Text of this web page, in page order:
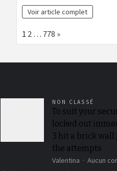
Voir article complet
Page:
1 2 … 778 Next
»
NON CLASSÉ
To suit your
locked out
3 hit a brick
the attempts
Valentina Aucun